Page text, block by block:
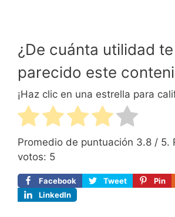
¿De cuánta utilidad
parecido este
¡Haz clic en una estrella para
Promedio de puntuación 3.8 / 5.
votos: 5
Facebook Tweet Pin
LinkedIn